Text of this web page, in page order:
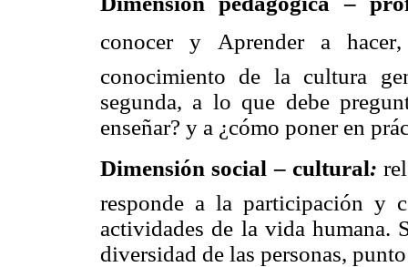
conocer y Aprender a
conocimiento de la cultura
segunda, a lo que debe
enseñar? y a ¿cómo poner en
Dimensión social – cultural:
responde a la participación y
actividades de la vida humana.
diversidad de las personas,